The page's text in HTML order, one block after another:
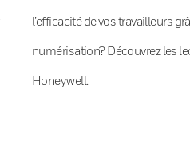
l’efficacité de vos travailleurs
numérisation? Découvrez les
Honeywell.